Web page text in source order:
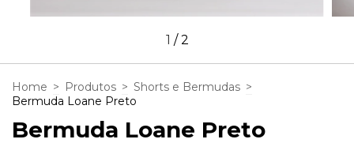
1 /2
Home > Produtos > Shorts e Bermudas >
Bermuda Loane Preto
Bermuda Loane Preto